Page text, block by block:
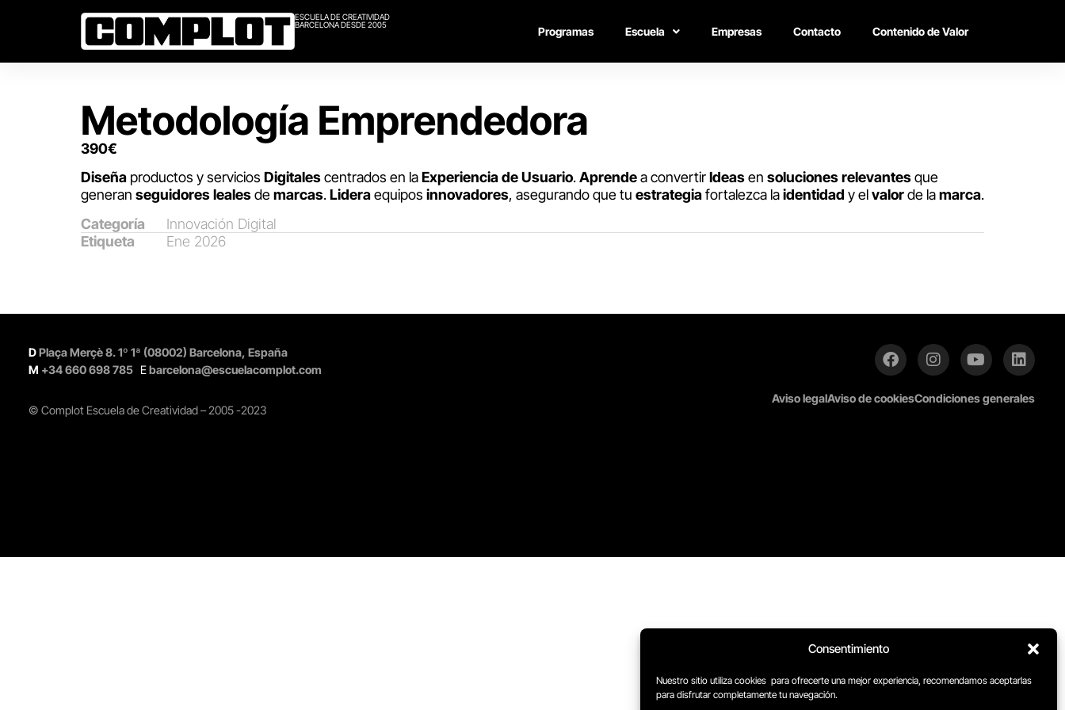
Consentimiento
Nuestro sitio utiliza cookies para ofrecerte una mejor experiencia, recomendamos aceptarlas
para disfrutar completamente tu navegación.
ESCUELA DE CREATIVIDAD
BARCELONA DESDE 2005
Programas Escuela Empresas Contacto Contenido de Valor
Metodología Emprendedora
390€
Diseña productos y servicios Digitalescentrados en laExperiencia de Usuario.Aprendea convertirIdeasen solucionesrelevantesque
generan seguidores lealesdemarcas.Lideraequipos innovadores, asegurando que tu estrategiafortalezca laidentidad y elvalorde lamarca.
Categoría
Innovación Digital
Etiqueta
Ene 2026
DPlaça Merçè 8. 1º 1ª (08002) Barcelona, España
M +34 660 698 785 Ebarcelona@escuelacomplot.com
© Complot Escuela de Creatividad – 2005 -2023
Condiciones generales
Aviso de cookies
Aviso legal